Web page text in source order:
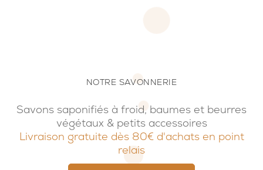
NOTRE SAVONNERIE
Savons saponifiés à froid, baumes et beurres
végétaux & petits accessoires
Livraison gratuite dès 80€ d'achats en point
relais